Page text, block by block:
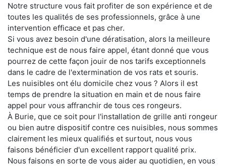
Notre structure vous fait profiter de son expérience et de
toutes les qualités de ses professionnels, grâce à une
intervention efficace et pas cher.
Si vous avez besoin d'une dératisation, alors la meilleure
technique est de nous faire appel, étant donné que vous
pourrez de cette façon jouir de nos tarifs exceptionnels
dans le cadre de l'extermination de vos rats et souris.
Les nuisibles ont élu domicile chez vous ? Alors il est
temps de prendre la situation en main et de nous faire
appel pour vous affranchir de tous ces rongeurs.
À Burie, que ce soit pour l'installation de grille anti rongeur
ou bien autre dispositif contre ces nuisibles, nous sommes
clairement les mieux qualifiés et surtout, nous vous
faisons bénéficier d'un excellent rapport qualité prix.
Nous faisons en sorte de vous aider au quotidien, en vous